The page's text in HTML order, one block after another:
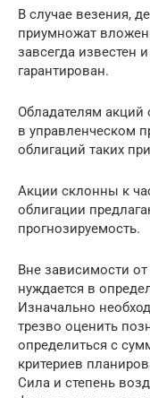
В случае везения,
приумножат
завсегда известен
гарантирован.
Обладателям акций
в управленческом
облигаций таких
Акции склонны к
облигации
прогнозируемость.
Вне зависимости
нуждается в
Изначально
трезво оценить
определиться с
критериев
Сила и степень